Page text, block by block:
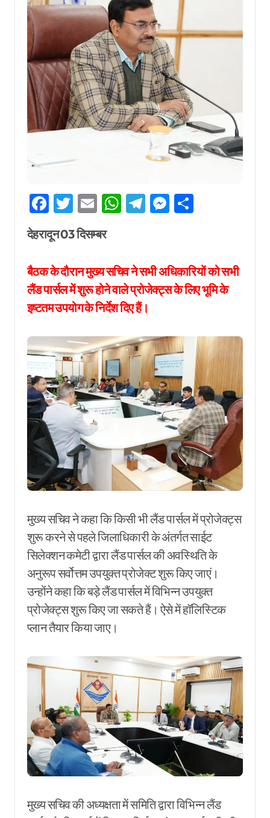
Facebook
Twitter
EmailWhatsApp
Telegram
Messenger
देहरादून 03 दिसम्बर
बैठक के दौरान मुख्य सचिव ने सभी अधिकारियों को सभी
लैंड पार्सल में शुरू होने वाले प्रोजेक्ट्स के लिए भूमि के
इष्टतम उपयोग के निर्देश दिए हैं।
मुख्य सचिव ने कहा कि किसी भी लैंड पार्सल में प्रोजेक्ट्स
शुरू करने से पहले जिलाधिकारी के अंतर्गत साईट
सिलेक्शन कमेटी द्वारा लैंड पार्सल की अवस्थिति के
अनुरूप सर्वोत्तम उपयुक्त प्रोजेक्ट शुरू किए जाएं।
उन्होंने कहा कि बड़े लैंड पार्सल में विभिन्न उपयुक्त
प्रोजेक्ट्स शुरू किए जा सकते हैं। ऐसे में हॉलिस्टिक
प्लान तैयार किया जाए।
मुख्य सचिव की अध्यक्षता में समिति द्वारा विभिन्न लैंड